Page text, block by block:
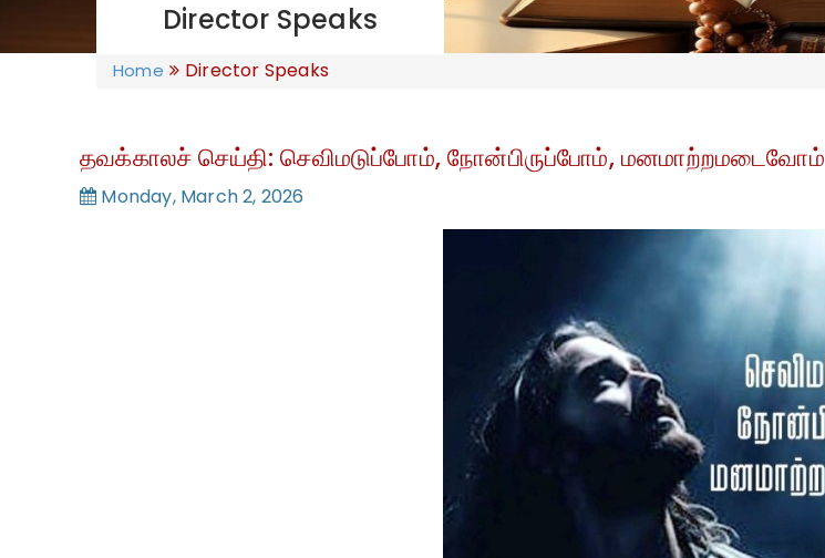
Director Speaks
Home Director Speaks
தவக்காலச் செய்தி: செவிமடுப்போம், நோன்பிருப்போம், மனமாற்றமடைவோம்
Monday, March 2, 2026